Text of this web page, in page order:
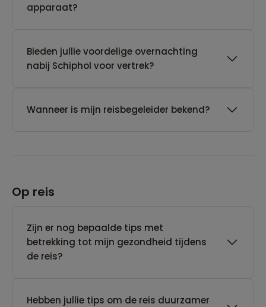
apparaat?
Bieden jullie voordelige overnachting
nabij Schiphol voor vertrek?
Wanneer is mijn reisbegeleider bekend?
Op reis
Zijn er nog bepaalde tips met
betrekking tot mijn gezondheid tijdens
de reis?
Hebben jullie tips om de reis duurzamer